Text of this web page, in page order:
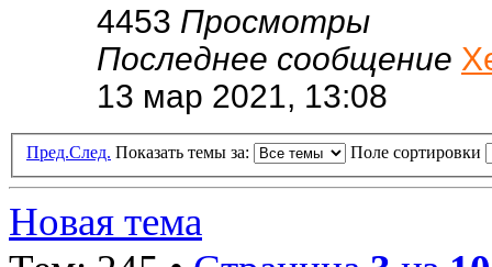
4453 Просмотры
Последнее сообщение
13 мар 2021, 13:08
Пред.След. Показать темы за: Поле сортировки
Новая тема